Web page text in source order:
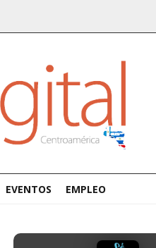
EVENTOS EMPLEO